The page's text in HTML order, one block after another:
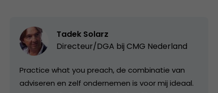
Tadek Solarz
Directeur/DGA bij CMG Nederland
Practice what you preach, de combinatie van
adviseren en zelf ondernemen is voor mij ideaal.